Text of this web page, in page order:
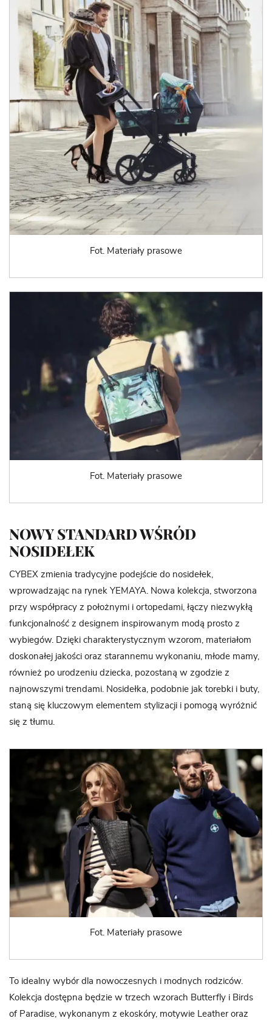
Fot. Materiały prasowe
Fot. Materiały prasowe
NOWY STANDARD WŚRÓD
NOSIDEŁEK
CYBEX zmienia tradycyjne podejście do nosidełek,
wprowadzając na rynek YEMAYA. Nowa kolekcja, stworzona
przy współpracy z położnymi i ortopedami, łączy niezwykłą
funkcjonalność z designem inspirowanym modą prosto z
wybiegów. Dzięki charakterystycznym wzorom, materiałom
doskonałej jakości oraz starannemu wykonaniu, młode mamy,
również po urodzeniu dziecka, pozostaną w zgodzie z
najnowszymi trendami. Nosidełka, podobnie jak torebki i buty,
staną się kluczowym elementem stylizacji i pomogą wyróżnić
się z tłumu.
Fot. Materiały prasowe
To idealny wybór dla nowoczesnych i modnych rodziców.
Kolekcja dostępna będzie w trzech wzorach Butterfly i Birds
of Paradise, wykonanym z ekoskóry, motywie Leather oraz